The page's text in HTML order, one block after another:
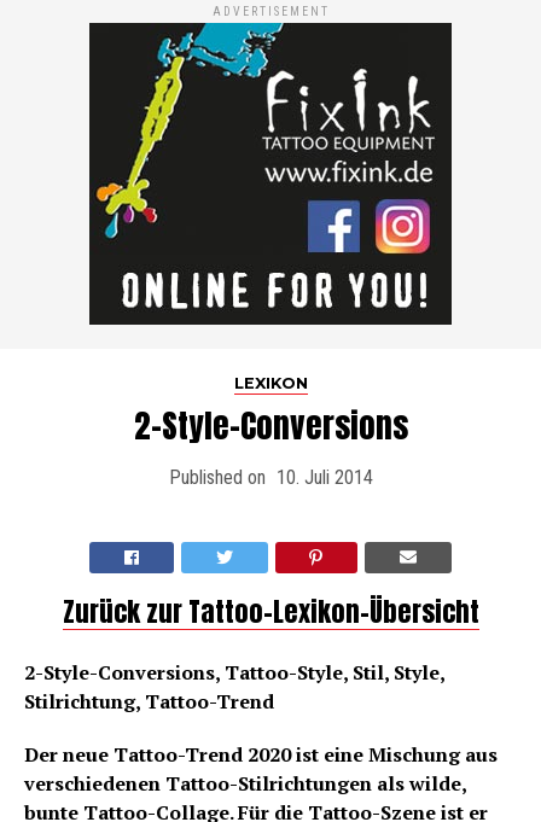
ADVERTISEMENT
LEXIKON
2-Style-Conversions
Published on 10. Juli 2014
Zurück zur Tattoo-Lexikon-Übersicht
2-Style-Conversions, Tattoo-Style, Stil, Style,
Stilrichtung, Tattoo-Trend
Der neue Tattoo-Trend 2020 ist eine Mischung aus
verschiedenen Tattoo-Stilrichtungen als wilde,
bunte Tattoo-Collage. Für die Tattoo-Szene ist er